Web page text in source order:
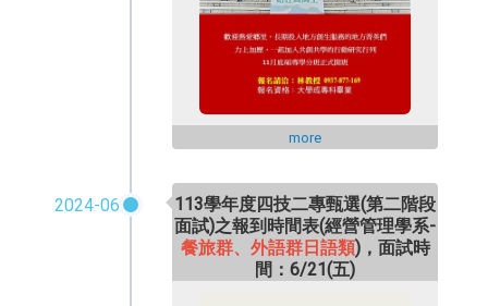
more
2024-06
113學年度四技二專甄選(第二階段
面試)之報到時間表(經營管理學系-
餐旅群、外語群日語類)，面試時
間：6/21(五)